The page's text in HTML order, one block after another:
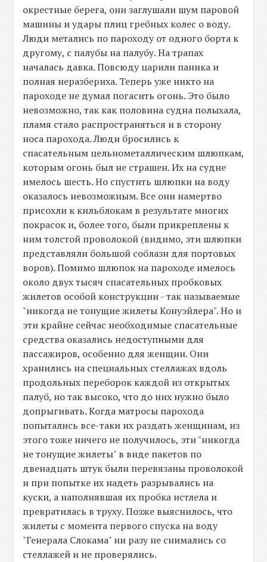
окрестные берега, они заглушали шум паровой
машины и удары плиц гребных колес о воду.
Люди метались по пароходу от одного борта к
другому, с палубы на палубу. На трапах
началась давка. Повсюду царили паника и
полная неразбериха. Теперь уже никто на
пароходе не думал погасить огонь. Это было
невозможно, так как половина судна полыхала,
пламя стало распространяться и в сторону
носа парохода. Люди бросились к
спасательным цельнометаллическим шлюпкам,
которым огонь был не страшен. Их на судне
имелось шесть. Но спустить шлюпки на воду
оказалось невозможным. Все они намертво
присохли к кильблокам в результате многих
покрасок и, более того, были прикреплены к
ним толстой проволокой (видимо, эти шлюпки
представляли большой соблазн для портовых
воров). Помимо шлюпок на пароходе имелось
около двух тысяч спасательных пробковых
жилетов особой конструкции - так называемые
"никогда не тонущие жилеты Конуэйлера". Но и
эти крайне сейчас необходимые спасательные
средства оказались недоступными для
пассажиров, особенно для женщин. Они
хранились на специальных стеллажах вдоль
продольных переборок каждой из открытых
палуб, но так высоко, что до них нужно было
допрыгивать. Когда матросы парохода
попытались все-таки их раздать женщинам, из
этого тоже ничего не получилось, эти "никогда
не тонущие жилеты" в виде пакетов по
двенадцать штук были перевязаны проволокой
и при попытке их надеть разрывались на
куски, а наполнявшая их пробка истлела и
превратилась в труху. Позже выяснилось, что
жилеты с момента первого спуска на воду
"Генерала Слокама" ни разу не снимались со
стеллажей и не проверялись.